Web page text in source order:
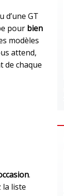
d’une GT
pour bien
modèles
attend,
de chaque
.
la liste